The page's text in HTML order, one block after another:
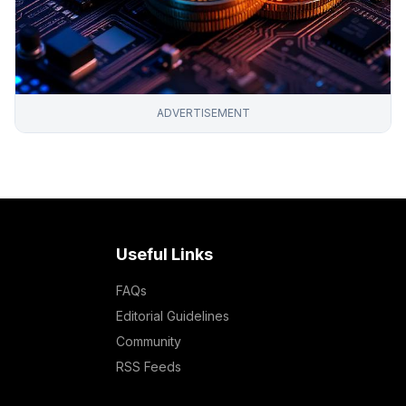
ADVERTISEMENT
Useful Links
FAQs
Editorial Guidelines
Community
RSS Feeds